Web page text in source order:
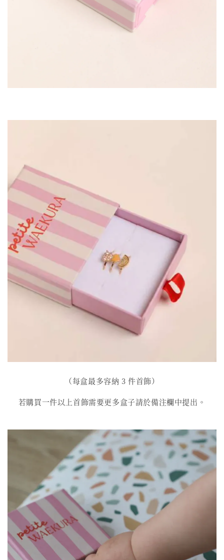
（每盒最多容納 3 件首飾）
若購買一件以上首飾需要更多盒子請於備注欄中提出。